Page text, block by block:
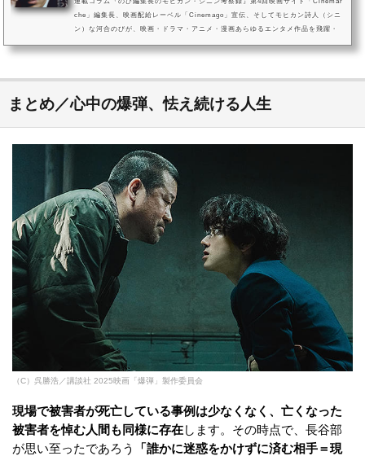
che」編集長、映画配給レーベル「Cinemago」宣伝、そしてモヒカン詩人（シニ
ン）な河合のびが、映画・ドラマ・アニメ・漫画あらゆるエンタメ作品を飛躍・
まとめ／心中の爆弾、怯え続ける人生
（C）呉勝浩／講談社 2025映画「爆弾」製作委員会
現場で被害者が死亡している事例は少なくなく、亡くなった
被害者を悼む人間も同様に存在します。その時点で、長谷部
が思い至ったであろう
「誰かに迷惑をかけずに済む相手＝現